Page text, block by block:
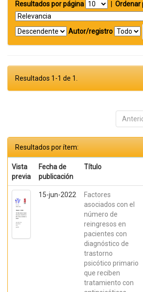
Resultados por página
Ordenar
Autor/registro
Resultados 1-1 de 1.
Resultados por ítem:
Vista
previa
Fecha de
publicación
Título
15-jun-2022
Factores
asociados con el
número de
reingresos en
pacientes con
diagnóstico de
trastorno
psicótico primario
que reciben
tratamiento con